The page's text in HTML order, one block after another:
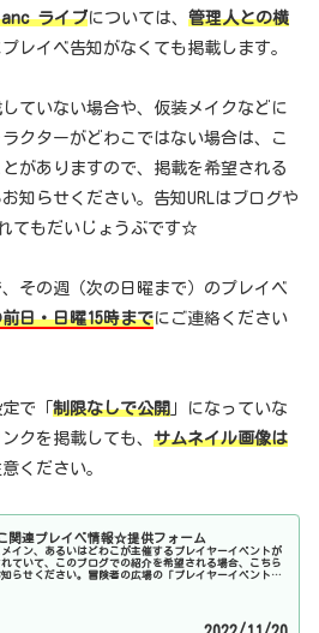
ライブについては、 管理人との横
レイベ告知がなくても掲載します。
ていない場合や、仮装メイクなどに
クターがどわこではない場合は、こ
がありますので、掲載を希望される
知らせください。告知URLはブログや
てもだいじょうぶです☆
その週（次の日曜まで）のプレイベ
日・日曜15時までにご連絡ください
で「 制限なしで公開 」になっていな
クを掲載しても、 サムネイル画像は
ください。
関連プレイベ情報☆提供フォーム
メイン、あるいはどわこが主催するプレイヤーイベントが
ていて、このブログでの紹介を希望される場合、こちら
らせください。冒険者の広場の「プレイヤーイベント告